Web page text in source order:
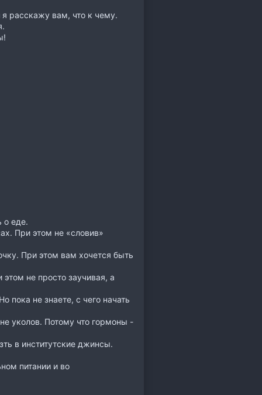
расскажу вам, что к чему.
о еде.
При этом не «словив»
При этом вам хочется быть
не просто заучивая, а
пока не знаете, с чего начать
уколов. Потому что гормоны -
в институтские джинсы.
питании и во